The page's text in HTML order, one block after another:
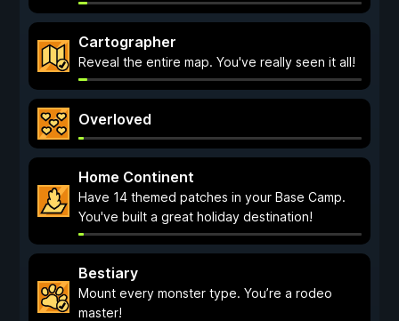
Cartographer
Reveal the entire map. You've really seen it all!
Overloved
Home Continent
Have 14 themed patches in your Base Camp.
You've built a great holiday destination!
Bestiary
Mount every monster type. You’re a rodeo
master!